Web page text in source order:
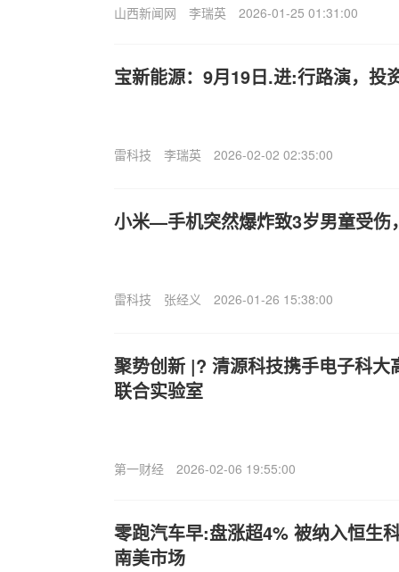
山西新闻网 李瑞英 2026-01-25 01:31:00
宝新能源：9月19日.进:行路演，投
雷科技 李瑞英 2026-02-02 02:35:00
小米—手机突然爆炸致3岁男童受伤
雷科技 张经义 2026-01-26 15:38:00
聚势创新 |? 清源科技携手电子科大
联合实验室
第一财经 2026-02-06 19:55:00
零跑汽车早:盘涨超4% 被纳入恒生
南美市场